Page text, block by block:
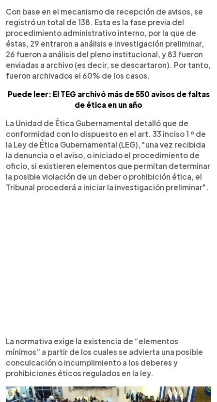
Con base en el mecanismo de recepción de avisos, se
registró un total de 138. Esta es la fase previa del
procedimiento administrativo interno, por la que de
éstas, 29 entraron a análisis e investigación preliminar,
26 fueron a análisis del pleno institucional, y 83 fueron
enviadas a archivo (es decir, se descartaron). Por tanto,
fueron archivados el 60% de los casos.
Puede leer: El TEG archivó más de 550 avisos de faltas
de ética en un año
La Unidad de Ética Gubernamental detalló que de
conformidad con lo dispuesto en el art. 33 inciso 1 º de
la Ley de Ética Gubernamental (LEG), "una vez recibida
la denuncia o el aviso, o iniciado el procedimiento de
oficio, si existieren elementos que permitan determinar
la posible violación de un deber o prohibición ética, el
Tribunal procederá a iniciar la investigación preliminar".
La normativa exige la existencia de “elementos
mínimos” a partir de los cuales se advierta una posible
conculcación o incumplimiento a los deberes y
prohibiciones éticos regulados en la ley.